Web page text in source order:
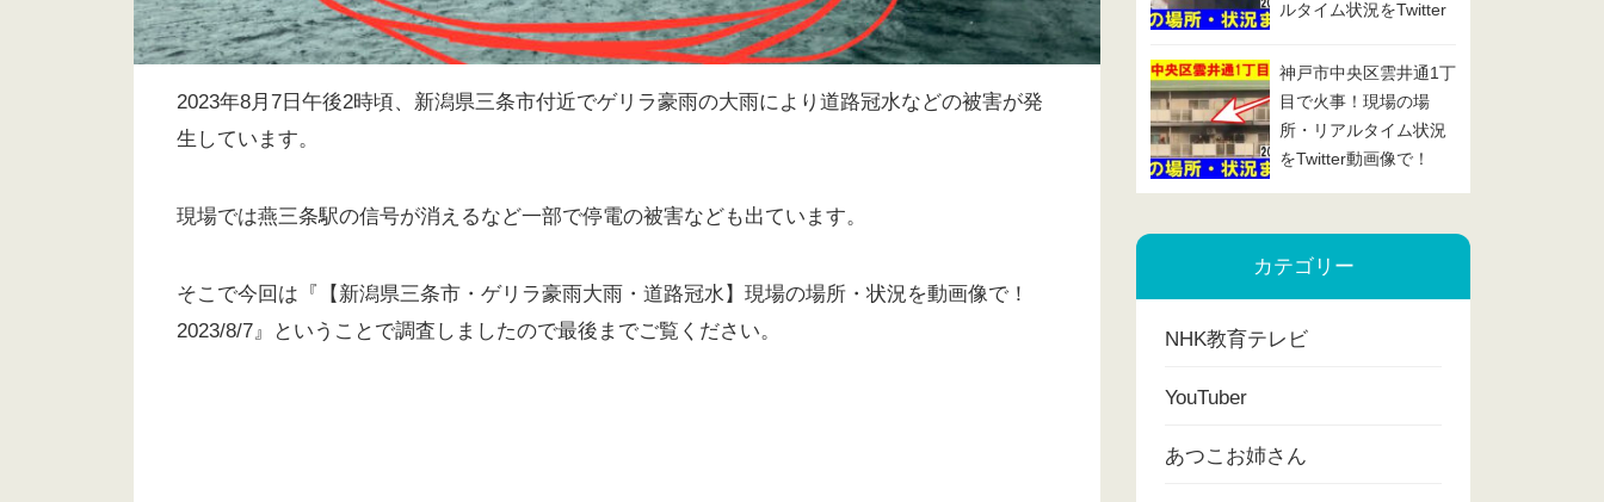
2023年8月7日午後2時頃、新潟県三条市付近でゲリラ豪雨の大雨により道路冠水などの被害が発
生しています。
現場では燕三条駅の信号が消えるなど一部で停電の被害なども出ています。
そこで今回は『【新潟県三条市・ゲリラ豪雨大雨・道路冠水】現場の場所・状況を動画像で！
2023/8/7』ということで調査しましたので最後までご覧ください。
ルタイム状況をTwitter
神戸市中央区雲井通1丁
目で火事！現場の場
所・リアルタイム状況
をTwitter動画像で！
カテゴリー
NHK教育テレビ
YouTuber
あつこお姉さん